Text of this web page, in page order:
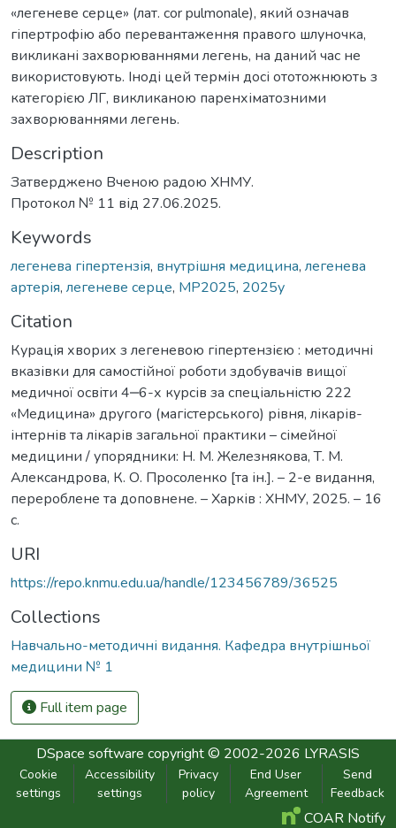
«легеневе серце» (лат. cor pulmonale), який означав
гіпертрофію або перевантаження правого шлуночка,
викликані захворюваннями легень, на даний час не
використовують. Іноді цей термін досі ототожнюють з
категорією ЛГ, викликаною паренхіматозними
захворюваннями легень.
Description
Затверджено Вченою радою ХНМУ.
Протокол № 11 від 27.06.2025.
Keywords
легенева гіпертензія, внутрішня медицина, легенева
артерія, легеневе серце, МР2025, 2025у
Citation
Курація хворих з легеневою гіпертензією : методичні
вказівки для самостійної роботи здобувачів вищої
медичної освіти 4‒6-х курсів за спеціальністю 222
«Медицина» другого (магістерського) рівня, лікарів-
інтернів та лікарів загальної практики – сімейної
медицини / упорядники: Н. М. Железнякова, Т. М.
Александрова, К. О. Просоленко [та ін.]. – 2-е видання,
перероблене та доповнене. – Харків : ХНМУ, 2025. – 16
с.
URI
https://repo.knmu.edu.ua/handle/123456789/36525
Collections
Навчально-методичні видання. Кафедра внутрішньої
медицини № 1
Full item page
DSpace software copyright © 2002-2026 LYRASIS
Cookie
settings
Accessibility
settings
Privacy
policy
End User
Agreement
Send
Feedback
COAR Notify